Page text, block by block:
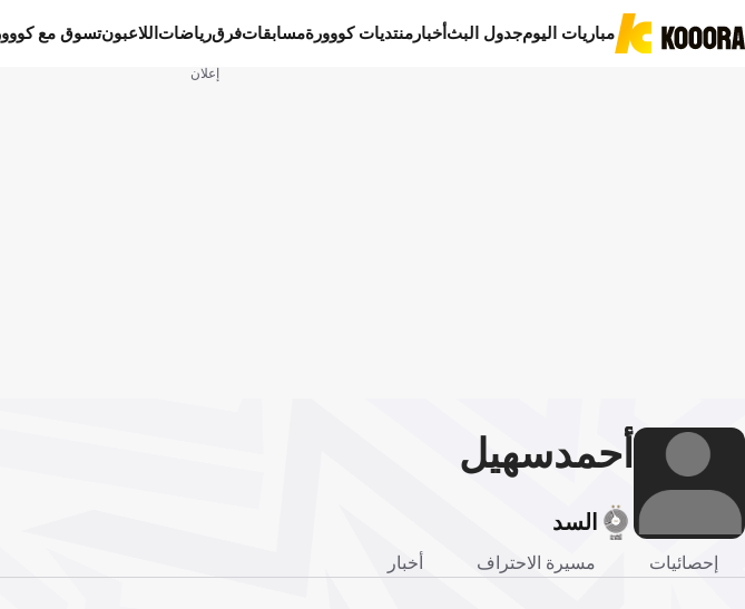
مباريات اليومجدول البثأخبار منتديات كووورةمسابقاتفرقرياضات اللاعبونتسوق مع
إعلان
أحمدسهيل
السد
إحصائيات مسيرة الاحتراف أخبار